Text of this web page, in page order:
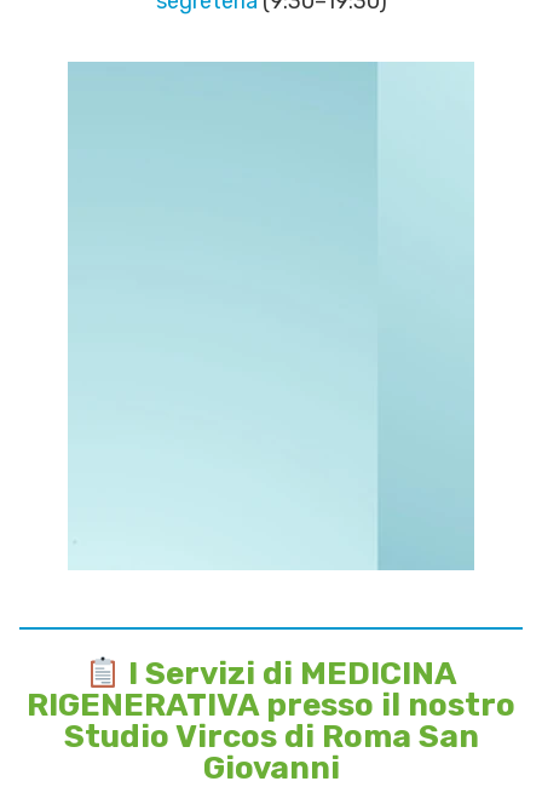
I Servizi di MEDICINA
RIGENERATIVA presso il nostro
Studio Vircos di Roma San
Giovanni